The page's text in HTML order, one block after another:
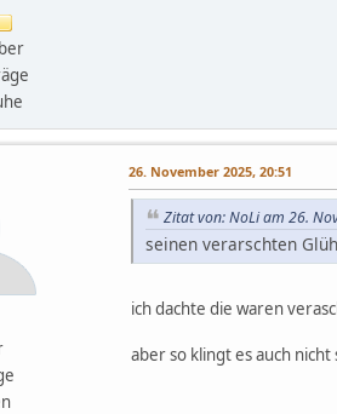
26. November 2025, 20:51
Zitat von: NoLi am 26.
seinen verarschten
ich dachte die waren
aber so klingt es auch